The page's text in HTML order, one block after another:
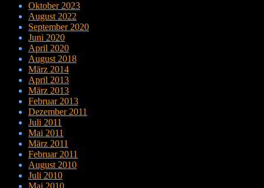
Oktober 2023
August 2022
September 2020
Juni 2020
April 2020
August 2018
März 2014
April 2013
März 2013
Februar 2013
Dezember 2011
Juli 2011
Mai 2011
März 2011
Februar 2011
August 2010
Juli 2010